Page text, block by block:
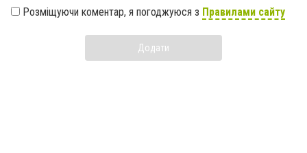
Розміщуючи коментар, я погоджуюся з Правилами сайту
Додати